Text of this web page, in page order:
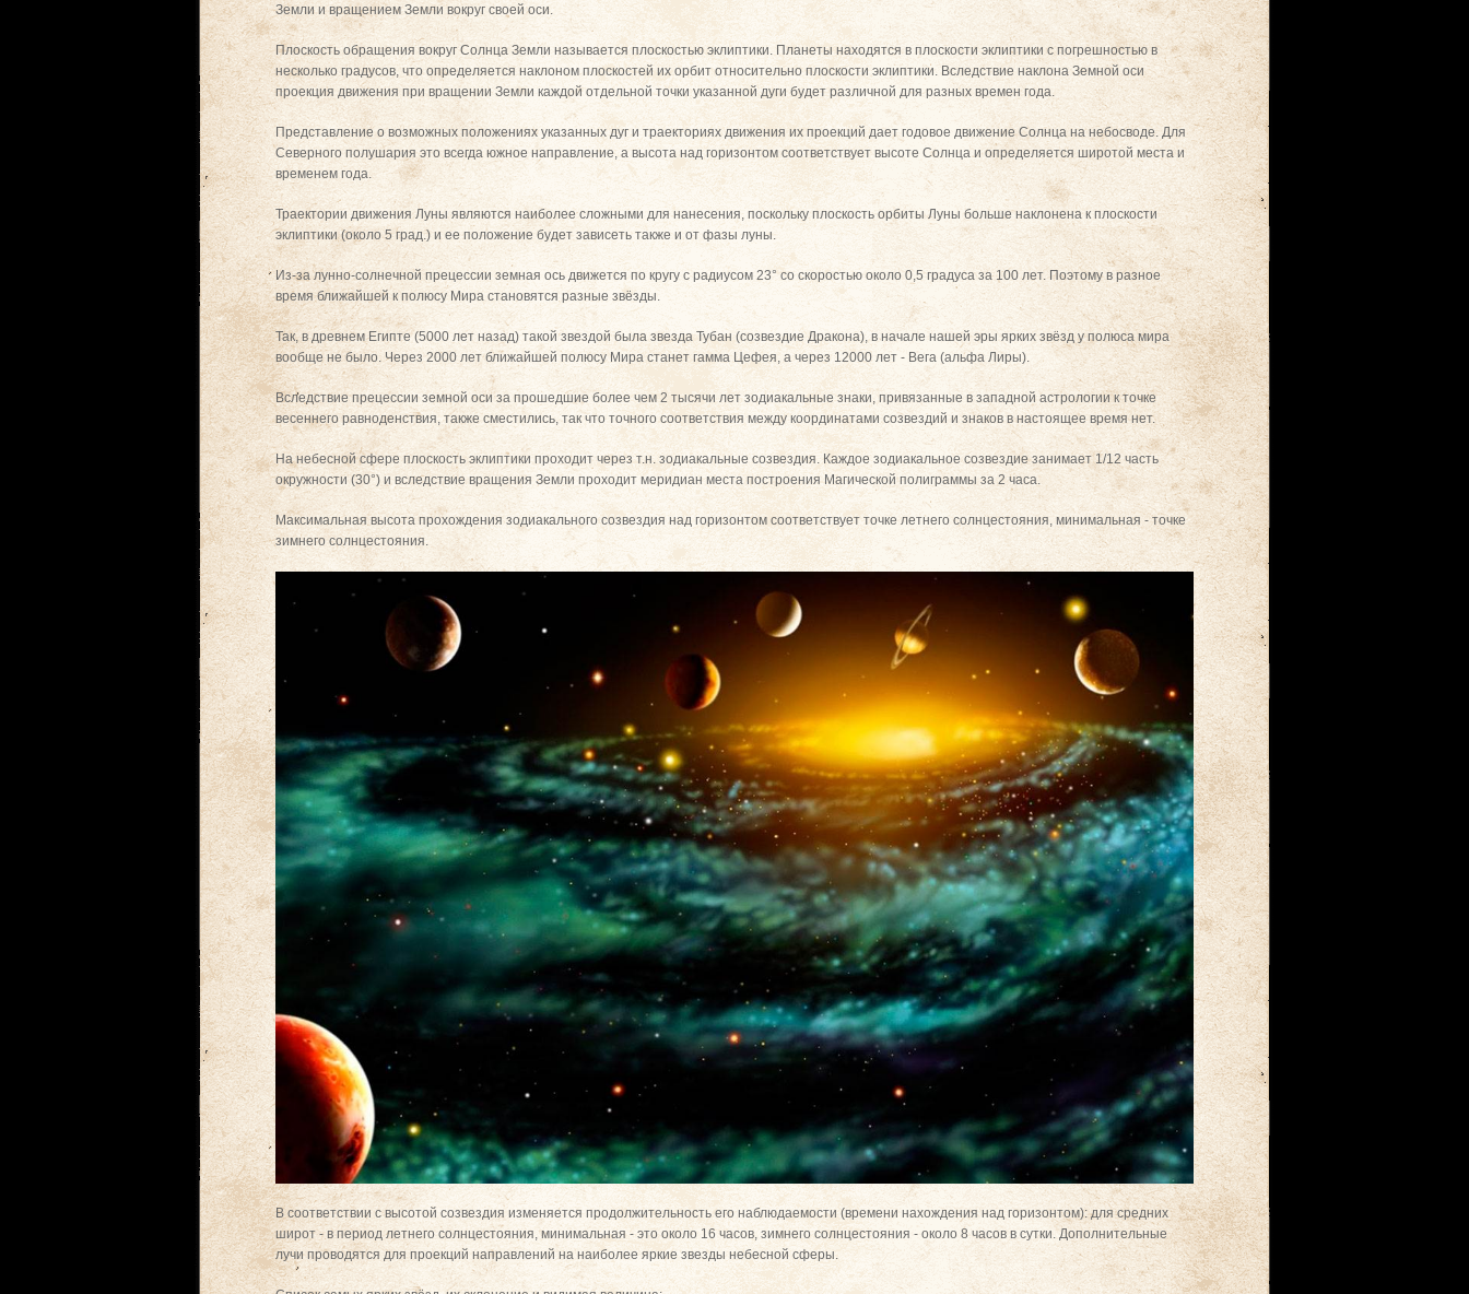
Земли и вращением Земли вокруг своей оси.
Плоскость обращения вокруг Солнца Земли называется плоскостью эклиптики. Планеты находятся в плоскости эклиптики с погрешностью в
несколько градусов, что определяется наклоном плоскостей их орбит относительно плоскости эклиптики. Вследствие наклона Земной оси
проекция движения при вращении Земли каждой отдельной точки указанной дуги будет различной для разных времен года.
Представление о возможных положениях указанных дуг и траекториях движения их проекций дает годовое движение Солнца на небосводе. Для
Северного полушария это всегда южное направление, а высота над горизонтом соответствует высоте Солнца и определяется широтой места и
временем года.
Траектории движения Луны являются наиболее сложными для нанесения, поскольку плоскость орбиты Луны больше наклонена к плоскости
эклиптики (около 5 град.) и ее положение будет зависеть также и от фазы луны.
Из-за лунно-солнечной прецессии земная ось движется по кругу с радиусом 23° со скоростью около 0,5 градуса за 100 лет. Поэтому в разное
время ближайшей к полюсу Мира становятся разные звёзды.
Так, в древнем Египте (5000 лет назад) такой звездой была звезда Тубан (созвездие Дракона), в начале нашей эры ярких звёзд у полюса мира
вообще не было. Через 2000 лет ближайшей полюсу Мира станет гамма Цефея, а через 12000 лет - Вега (альфа Лиры).
Вследствие прецессии земной оси за прошедшие более чем 2 тысячи лет зодиакальные знаки, привязанные в западной астрологии к точке
весеннего равноденствия, также сместились, так что точного соответствия между координатами созвездий и знаков в настоящее время нет.
На небесной сфере плоскость эклиптики проходит через т.н. зодиакальные созвездия. Каждое зодиакальное созвездие занимает 1/12 часть
окружности (30°) и вследствие вращения Земли проходит меридиан места построения Магической полиграммы за 2 часа.
Максимальная высота прохождения зодиакального созвездия над горизонтом соответствует точке летнего солнцестояния, минимальная - точке
зимнего солнцестояния.
В соответствии с высотой созвездия изменяется продолжительность его наблюдаемости (времени нахождения над горизонтом): для средних
широт - в период летнего солнцестояния, минимальная - это около 16 часов, зимнего солнцестояния - около 8 часов в сутки. Дополнительные
лучи проводятся для проекций направлений на наиболее яркие звезды небесной сферы.